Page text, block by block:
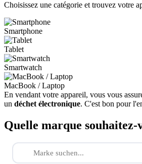
Choisissez une catégorie et trouvez votre
Smartphone
Tablet
Smartwatch
MacBook / Laptop
En vendant votre appareil, vous vous
un déchet électronique. C'est bon pour
Quelle marque souhaitez-